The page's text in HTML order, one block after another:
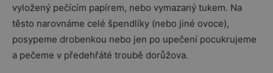
vyložený pečícím papírem, nebo vymazaný tukem. Na
těsto narovnáme celé špendlíky (nebo jiné ovoce),
posypeme drobenkou nebo jen po upečení pocukrujeme
a pečeme v předehřáté troubě dorůžova.